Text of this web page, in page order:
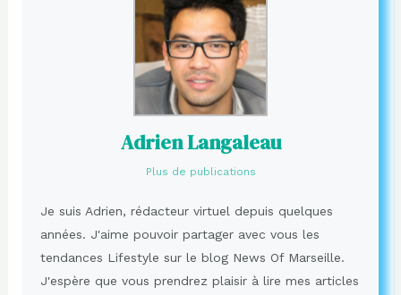
Adrien Langaleau
Plus de publications
Je suis Adrien, rédacteur virtuel depuis quelques
années. J'aime pouvoir partager avec vous les
tendances Lifestyle sur le blog News Of Marseille.
J'espère que vous prendrez plaisir à lire mes articles